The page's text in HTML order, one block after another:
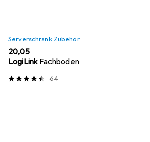
Serverschrank Zubehör
EUR
20,05
LogiLinkFachboden
64